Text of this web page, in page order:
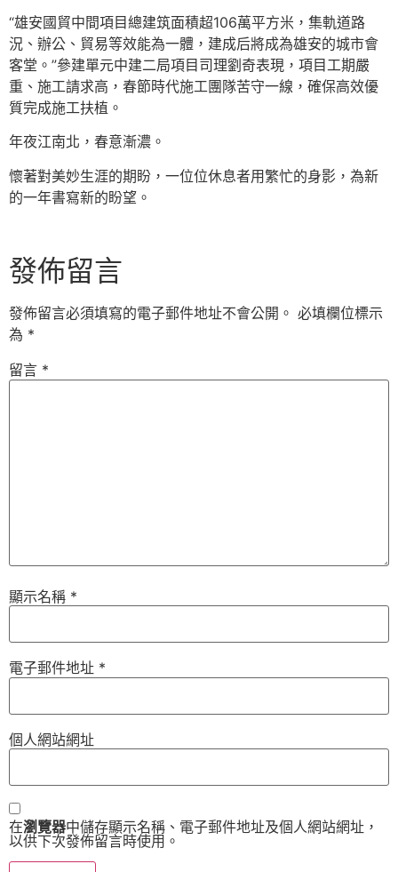
“雄安國貿中間項目總建筑面積超106萬平方米，集軌道路
況、辦公、貿易等效能為一體，建成后將成為雄安的城市會
客堂。”參建單元中建二局項目司理劉奇表現，項目工期嚴
重、施工請求高，春節時代施工團隊苦守一線，確保高效優
質完成施工扶植。
年夜江南北，春意漸濃。
懷著對美妙生涯的期盼，一位位休息者用繁忙的身影，為新
的一年書寫新的盼望。
發佈留言
發佈留言必須填寫的電子郵件地址不會公開。 必填欄位標示
為 *
留言 *
顯示名稱 *
電子郵件地址 *
個人網站網址
在瀏覽器中儲存顯示名稱、電子郵件地址及個人網站網址，
以供下次發佈留言時使用。